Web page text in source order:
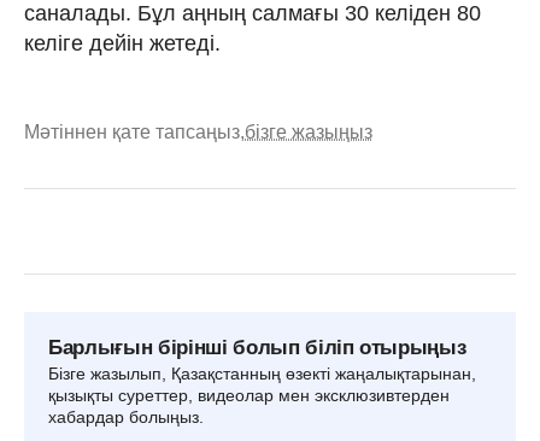
саналады. Бұл аңның салмағы 30 келіден 80
келіге дейін жетеді.
Мәтіннен қате тапсаңыз,бізге жазыңыз
Барлығын бірінші болып біліп отырыңыз
Бізге жазылып, Қазақстанның өзекті жаңалықтарынан,
қызықты суреттер, видеолар мен эксклюзивтерден
хабардар болыңыз.